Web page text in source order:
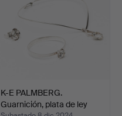
K-E PALMBERG.
Guarnición, plata de ley